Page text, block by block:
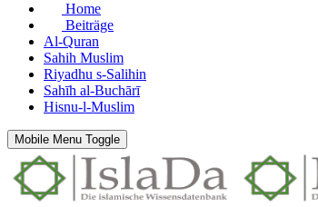
Home
Beiträge
Al-Quran
Sahih Muslim
Riyadhu s-Salihin
Sahīh al-Buchārī
Hisnu-l-Muslim
Mobile Menu Toggle